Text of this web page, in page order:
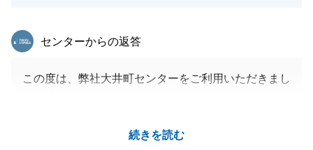
続きを読む
東急リバブル
センターからの返答
この度は、弊社大井町センターをご利用いただきまし
大変嬉しく存じます。